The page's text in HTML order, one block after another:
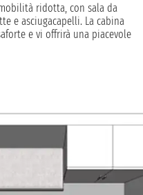
ridotta, con sala da
e asciugacapelli. La cabina
e vi offrirà una piacevole